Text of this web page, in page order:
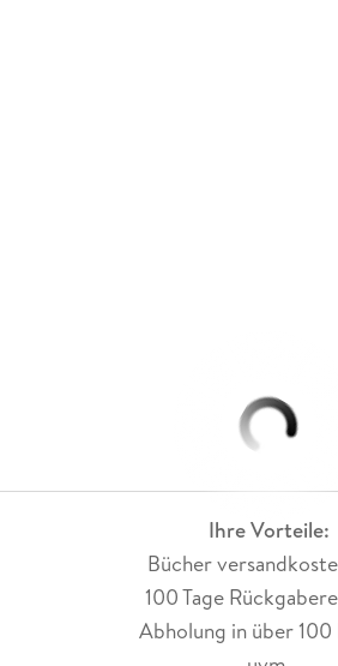
Ihre Vorteile:
Bücher
100 Tage
Abholung in über 100